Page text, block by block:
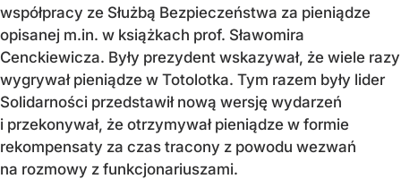
współpracy ze Służbą Bezpieczeństwa za pieniądze
opisanej m.in. w książkach prof. Sławomira
Cenckiewicza. Były prezydent wskazywał, że wiele razy
wygrywał pieniądze w Totolotka. Tym razem były lider
Solidarności przedstawił nową wersję wydarzeń
i przekonywał, że otrzymywał pieniądze w formie
rekompensaty za czas tracony z powodu wezwań
na rozmowy z funkcjonariuszami.